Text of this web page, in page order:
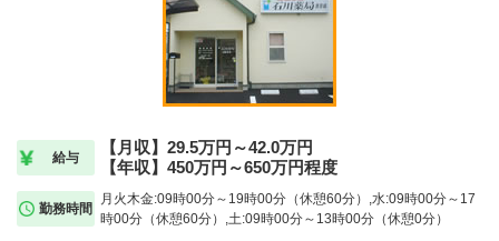
給与
【月収】29.5万円～42.0万円
【年収】450万円～650万円程度
勤務時間
月火木金:09時00分～19時00分（休憩60分）,水:09時00分～17
時00分（休憩60分）,土:09時00分～13時00分（休憩0分）